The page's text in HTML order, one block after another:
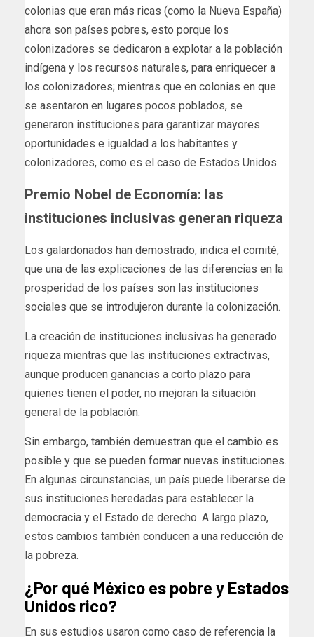
colonias que eran más ricas (como la Nueva España)
ahora son países pobres, esto porque los
colonizadores se dedicaron a explotar a la población
indígena y los recursos naturales, para enriquecer a
los colonizadores; mientras que en colonias en que
se asentaron en lugares pocos poblados, se
generaron instituciones para garantizar mayores
oportunidades e igualdad a los habitantes y
colonizadores, como es el caso de Estados Unidos.
Premio Nobel de Economía: las
instituciones inclusivas generan riqueza
Los galardonados han demostrado, indica el comité,
que una de las explicaciones de las diferencias en la
prosperidad de los países son las instituciones
sociales que se introdujeron durante la colonización.
La creación de instituciones inclusivas ha generado
riqueza mientras que las instituciones extractivas,
aunque producen ganancias a corto plazo para
quienes tienen el poder, no mejoran la situación
general de la población.
Sin embargo, también demuestran que el cambio es
posible y que se pueden formar nuevas instituciones.
En algunas circunstancias, un país puede liberarse de
sus instituciones heredadas para establecer la
democracia y el Estado de derecho. A largo plazo,
estos cambios también conducen a una reducción de
la pobreza.
¿Por qué México es pobre y Estados
Unidos rico?
En sus estudios usaron como caso de referencia la